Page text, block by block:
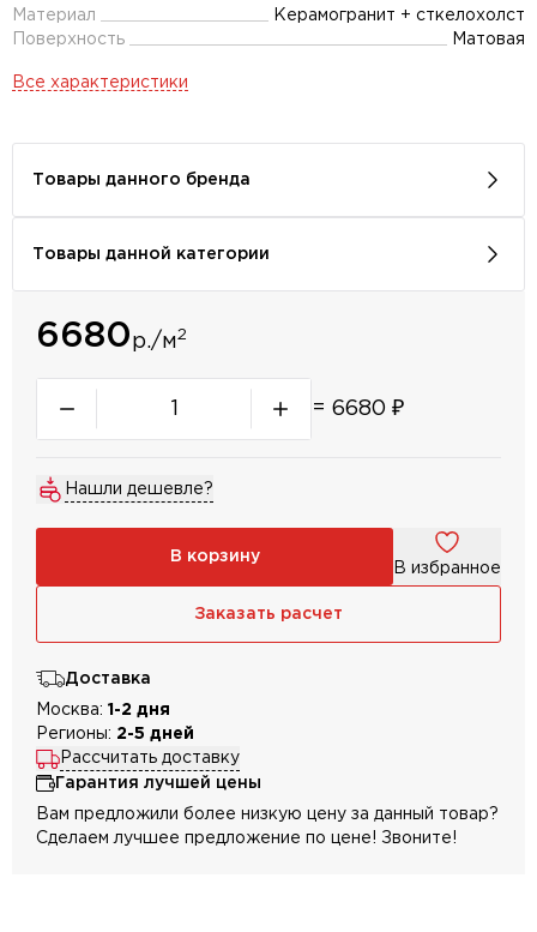
Материал
Керамогранит + сткелохолст
Поверхность
Матовая
Все характеристики
Товары данного бренда
Товары данной категории
6680р./м2
= 6680 ₽
Нашли дешевле?
В корзину
В избранное
Заказать расчет
Доставка
Москва: 1-2 дня
Регионы: 2-5 дней
Рассчитать доставку
Гарантия лучшей цены
Вам предложили более низкую цену за данный товар?
Сделаем лучшее предложение по цене! Звоните!